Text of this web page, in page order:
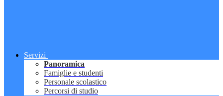
Servizi
Panoramica
Famiglie e studenti
Personale scolastico
Percorsi di studio